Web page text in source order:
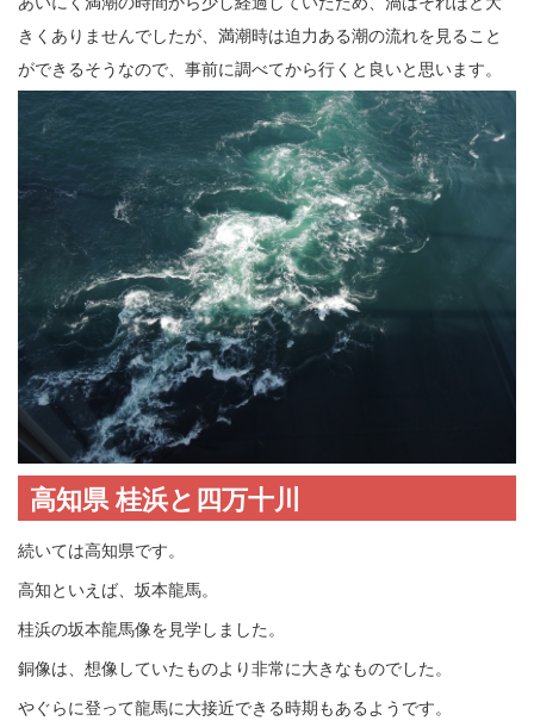
きくありませんでしたが、満潮時は迫力ある潮の流れを見ること
ができるそうなので、事前に調べてから行くと良いと思います。
高知県 桂浜と四万十川
続いては高知県です。
高知といえば、坂本龍馬。
桂浜の坂本龍馬像を見学しました。
銅像は、想像していたものより非常に大きなものでした。
やぐらに登って龍馬に大接近できる時期もあるようです。